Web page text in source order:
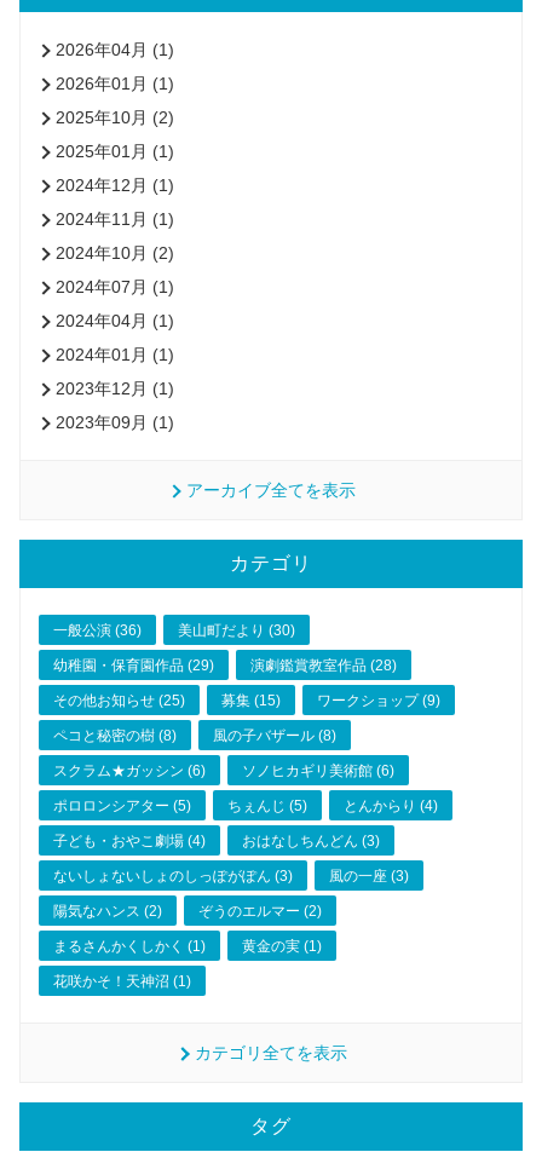
2026年04月 (1)
2026年01月 (1)
2025年10月 (2)
2025年01月 (1)
2024年12月 (1)
2024年11月 (1)
2024年10月 (2)
2024年07月 (1)
2024年04月 (1)
2024年01月 (1)
2023年12月 (1)
2023年09月 (1)
アーカイブ全てを表示
カテゴリ
一般公演 (36) 美山町だより (30)
幼稚園・保育園作品 (29) 演劇鑑賞教室作品 (28)
その他お知らせ (25) 募集 (15) ワークショップ (9)
ペコと秘密の樹 (8) 風の子バザール (8)
スクラム★ガッシン (6) ソノヒカギリ美術館 (6)
ポロロンシアター (5) ちぇんじ (5) とんからり (4)
子ども・おやこ劇場 (4) おはなしちんどん (3)
ないしょないしょのしっぽがぽん (3) 風の一座 (3)
陽気なハンス (2) ぞうのエルマー (2)
まるさんかくしかく (1) 黄金の実 (1)
花咲かそ！天神沼 (1)
カテゴリ全てを表示
タグ